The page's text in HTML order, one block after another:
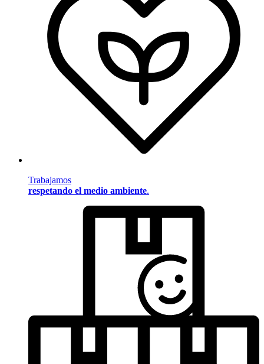
Trabajamos
respetando el medio ambiente.